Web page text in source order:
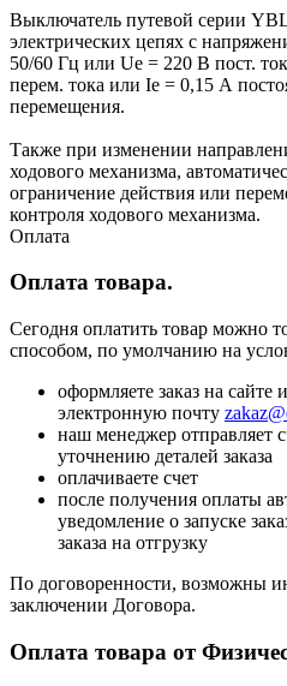
Выключатель путевой серии
электрических цепях с
50/60 Гц или Ue = 220 В пост.
перем. тока или Ie = 0,15 А
перемещения.
Также при изменении
ходового механизма,
ограничение действия или
контроля ходового механизма.
Оплата
Оплата товара.
Сегодня оплатить товар можно
способом, по умолчанию на
оформляете заказ на сайте
электронную почту
наш менеджер отправляет
уточнению деталей заказа
оплачиваете счет
после получения оплаты
уведомление о запуске
заказа на отгрузку
По договоренности, возможны
заключении Договора.
Оплата товара от